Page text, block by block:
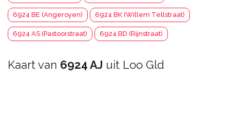
6924 BE (Angeroyen) 6924 BK (Willem Tellstraat)
6924 AS (Pastoorstraat) 6924 BD (Rijnstraat)
Kaart van 6924 AJ uit Loo Gld